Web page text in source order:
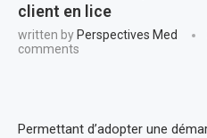
client en lice
written by Perspectives Med
comments
Permettant d’adopter une